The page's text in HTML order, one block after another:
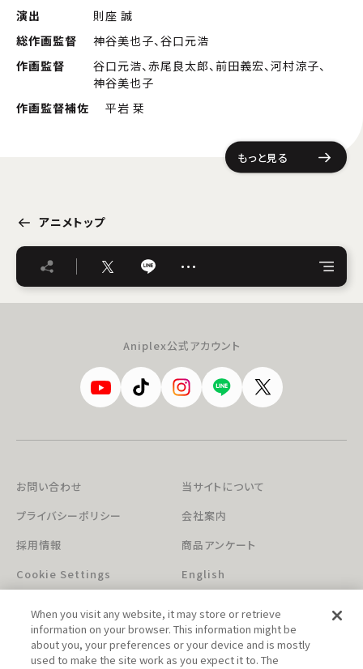
演出
則座 誠
総作画監督
神谷美也子、谷口元浩
作画監督
谷口元浩、赤尾良太郎、前田義宏、河村涼子、
神谷美也子
作画監督補佐
平岩 栞
もっと見る
アニメトップ
…
Aniplex公式アカウント
お問い合わせ
当サイトについて
プライバシーポリシー
会社案内
採用情報
商品アンケート
Cookie Settings
English
When you visit any website, it may store or retrieve
information on your browser. This information might be
about you, your preferences or your device and is mostly
used to make the site work as you expect it to. The